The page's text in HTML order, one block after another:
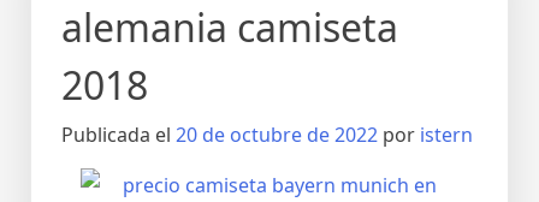
alemania camiseta
2018
Publicada el 20 de octubre de 2022 por istern